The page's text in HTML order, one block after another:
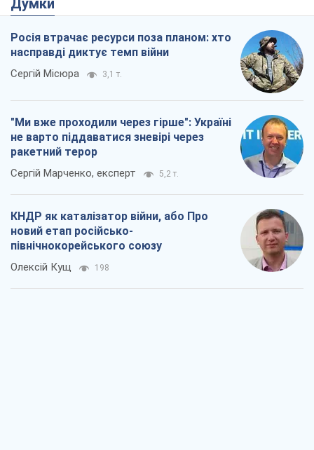
Думки
Росія втрачає ресурси поза планом: хто
насправді диктує темп війни
Сергій Місюра 3,1 т.
"Ми вже проходили через гірше": Україні
не варто піддаватися зневірі через
ракетний терор
Сергій Марченко, експерт 5,2 т.
КНДР як каталізатор війни, або Про
новий етап російсько-
північнокорейського союзу
Олексій Кущ 198